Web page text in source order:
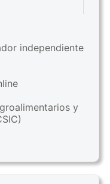
independiente
y